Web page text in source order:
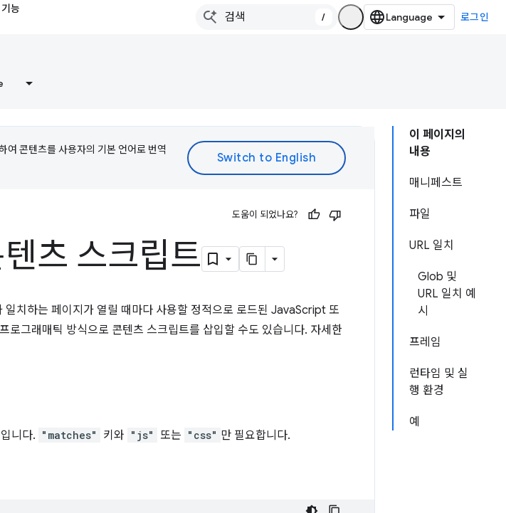
능
/ 로그인
이 페이지의
내용
매니페스트
파일
URL 일치
Glob 및
URL 일치 예
시
프레임
런타임 및 실
행 환경
예
콘텐츠를 사용자의 기본 언어로 번역
도움이 되었나요?
츠 스크립트
일치하는 페이지가 열릴 때마다 사용할 정적으로 로드된 JavaScript 또
로그래매틱 방식으로 콘텐츠 스크립트를 삽입할 수도 있습니다. 자세한
니다. "matches" 키와 "js" 또는 "css" 만 필요합니다.